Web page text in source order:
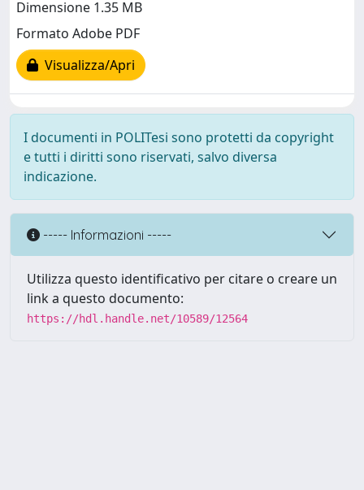
Dimensione 1.35 MB
Formato Adobe PDF
Visualizza/Apri
I documenti in POLITesi sono protetti da copyright
e tutti i diritti sono riservati, salvo diversa
indicazione.
----- Informazioni -----
Utilizza questo identificativo per citare o creare un
link a questo documento:
https://hdl.handle.net/10589/12564